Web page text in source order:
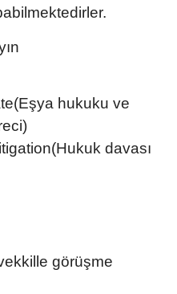
hukuku ve
davası
görüşme